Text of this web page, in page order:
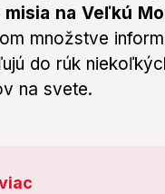
na Veľkú
množstve
do rúk
na svete.